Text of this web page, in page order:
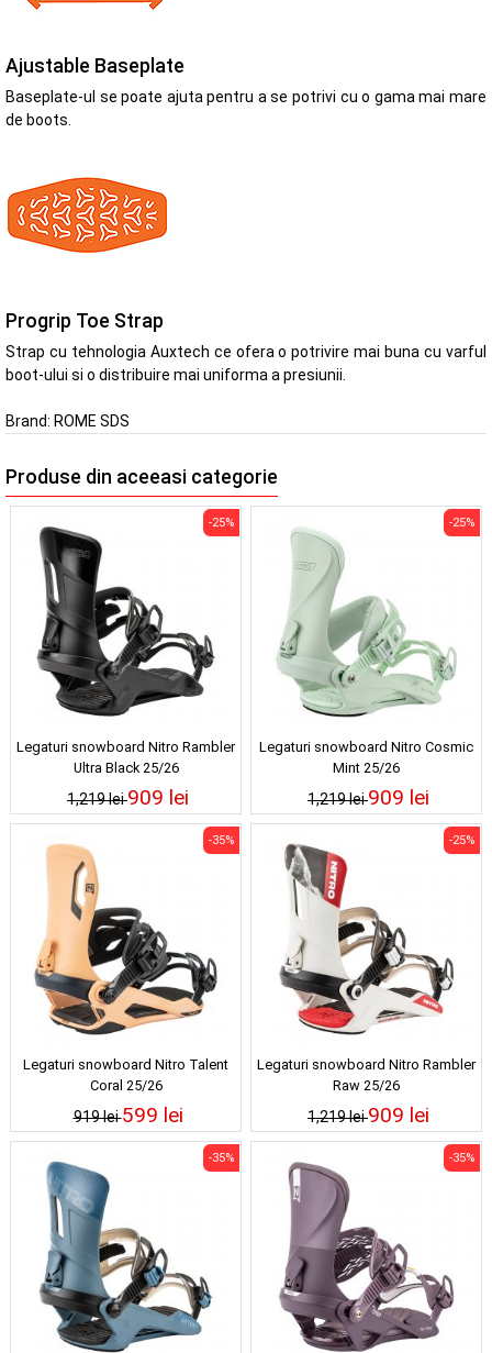
Ajustable Baseplate
Baseplate-ul se poate ajuta pentru a se potrivi cu o gama mai mare
de boots.
Progrip Toe Strap
Strap cu tehnologia Auxtech ce ofera o potrivire mai buna cu varful
boot-ului si o distribuire mai uniforma a presiunii.
Brand: ROME SDS
Produse din aceeasi categorie
Legaturi snowboard Nitro Rambler
Ultra Black 25/26
1,219 lei
-25%
909 lei
Legaturi snowboard Nitro Cosmic
Mint 25/26
1,219 lei
-25%
909 lei
Legaturi snowboard Nitro Talent
Coral 25/26
919 lei
-35%
599 lei
Legaturi snowboard Nitro Rambler
Raw 25/26
1,219 lei
-25%
909 lei
-35% -35%